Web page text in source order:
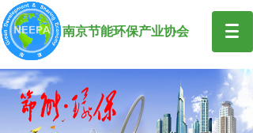
南京节能环保产业协会